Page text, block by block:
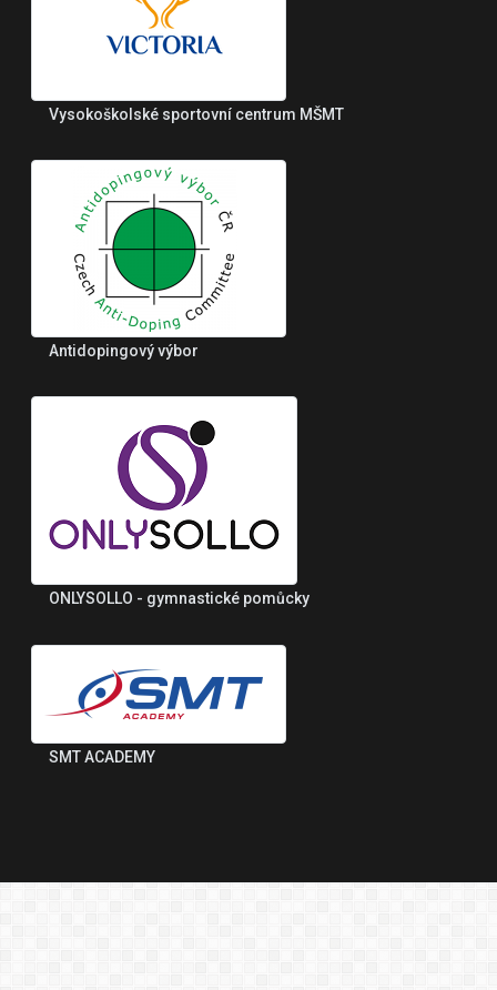
Vysokoškolské sportovní centrum MŠMT
Antidopingový výbor
ONLYSOLLO - gymnastické pomůcky
SMT ACADEMY